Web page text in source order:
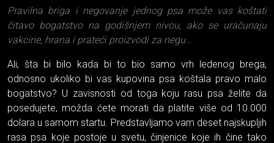
Pravilna briga i negovanje jednog psa može vas koštati
čitavo bogatstvo na godišnjem nivou, ako se uračunaju
vakcine, hrana i prateći proizvodi za negu…
Ali, šta bi bilo kada bi to bio samo vrh ledenog brega,
odnosno ukoliko bi vas kupovina psa koštala pravo malo
bogatstvo? U zavisnosti od toga koju rasu psa želite da
posedujete, možda ćete morati da platite više od 10.000
dolara u samom startu. Predstavljamo vam deset najskupljih
rasa psa koje postoje u svetu, činjenice koje ih čine tako